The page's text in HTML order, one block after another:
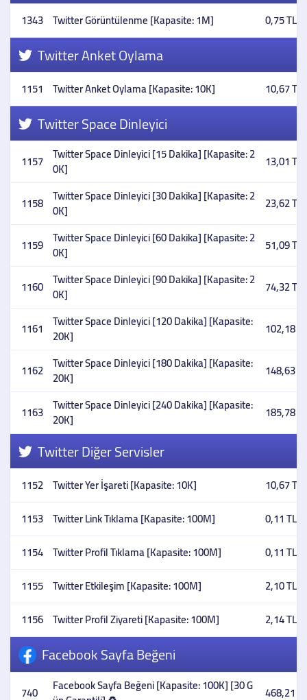
1343 Twitter Görüntülenme [Kapasite: 1M] 0,75 TL
Twitter Anket Oylama
1151 Twitter Anket Oylama [Kapasite: 10K] 10,67 TL
Twitter Space Dinleyici
1157 Twitter Space Dinleyici [15 Dakika] [Kapasite: 2
0K] 13,01 TL
1158 Twitter Space Dinleyici [30 Dakika] [Kapasite: 2
0K] 23,62 TL
1159 Twitter Space Dinleyici [60 Dakika] [Kapasite: 2
0K] 51,09 TL
1160 Twitter Space Dinleyici [90 Dakika] [Kapasite: 2
0K] 74,32 TL
1161 Twitter Space Dinleyici [120 Dakika] [Kapasite:
20K] 102,18 TL
1162 Twitter Space Dinleyici [180 Dakika] [Kapasite:
20K] 148,63 TL
1163 Twitter Space Dinleyici [240 Dakika] [Kapasite:
20K] 185,78 TL
Twitter Diğer Servisler
1152 Twitter Yer İşareti [Kapasite: 10K]
10,67 TL
1153 Twitter Link Tıklama [Kapasite: 100M]
0,11 TL
1154 Twitter Profil Tıklama [Kapasite: 100M]
0,11 TL
1155 Twitter Etkileşim [Kapasite: 100M]
2,10 TL
1156 Twitter Profil Ziyareti [Kapasite: 100M] 2,14 TL
Facebook Sayfa Beğeni
740 Facebook Sayfa Beğeni [Kapasite: 100K] [30 G 468,21 TL